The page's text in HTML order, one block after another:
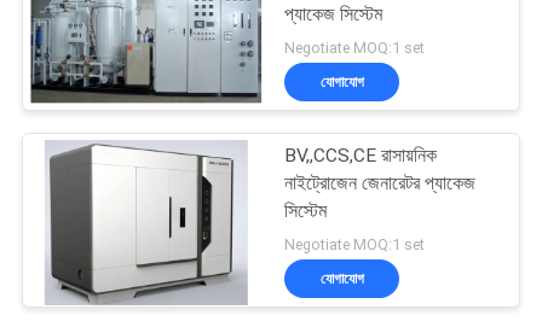
প্যাকেজ সিস্টেম
Negotiate MOQ:1 set
যোগাযোগ
BV,,CCS,CE রাসায়নিক
নাইট্রোজেন জেনারেটর প্যাকেজ
সিস্টেম
Negotiate MOQ:1 set
যোগাযোগ